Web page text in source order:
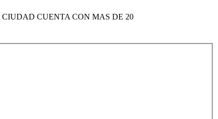
CUENTA CON MAS DE 20